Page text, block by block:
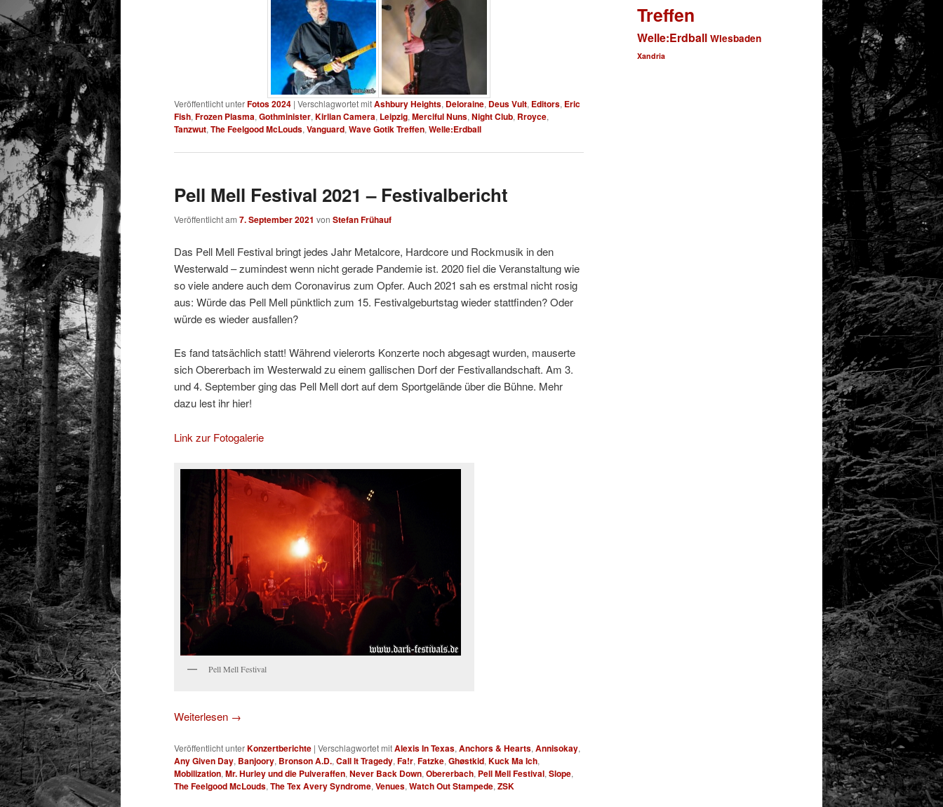
Veröffentlicht unterFotos 2024 | Verschlagwortet mitAshbury Heights, Deloraine, Deus Vult, Editors, Eric
Fish, Frozen Plasma, Gothminister, Kirlian Camera, Leipzig, Merciful Nuns, Night Club, Rroyce,
Tanzwut, The Feelgood McLouds, Vanguard, Wave Gotik Treffen, Welle:Erdball
Pell Mell Festival 2021 – Festivalbericht
Veröffentlicht am 7. September 2021 von Stefan Frühauf
Das Pell Mell Festival bringt jedes Jahr Metalcore, Hardcore und Rockmusik in den
Westerwald – zumindest wenn nicht gerade Pandemie ist. 2020 fiel die Veranstaltung wie
so viele andere auch dem Coronavirus zum Opfer. Auch 2021 sah es erstmal nicht rosig
aus: Würde das Pell Mell pünktlich zum 15. Festivalgeburtstag wieder stattfinden? Oder
würde es wieder ausfallen?
Es fand tatsächlich statt! Während vielerorts Konzerte noch abgesagt wurden, mauserte
sich Obererbach im Westerwald zu einem gallischen Dorf der Festivallandschaft. Am 3.
und 4. September ging das Pell Mell dort auf dem Sportgelände über die Bühne. Mehr
dazu lest ihr hier!
Link zur Fotogalerie
Pell Mell Festival
Weiterlesen →
Veröffentlicht unterKonzertberichte | Verschlagwortet mitAlexis In Texas,Anchors & Hearts,Annisokay,
Any Given Day, Banjoory, Bronson A.D.,Call It Tragedy,Fa!r,Fatzke,Ghøstkid,Kuck Ma Ich,
Mobilization,Mr. Hurley und die Pulveraffen,Never Back Down,Obererbach, Pell Mell Festival,Slope,
The Feelgood McLouds,The Tex Avery Syndrome,Venues,Watch Out Stampede,ZSK
Treffen
Welle:Erdball Wiesbaden
Xandria